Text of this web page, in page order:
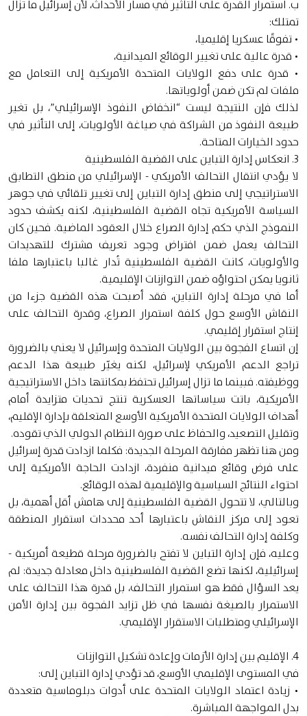
ب. استمرار القدرة على التأثير في مسار الأحداث، لأن إسرائيل ما تزال
تمتلك:
• تفوقًا عسكريا إقليميا،
• قدرة عالية على تغيير الوقائع الميدانية،
• قدرة على دفع الولايات المتحدة الأمريكية إلى التعامل مع
ملفات لم تكن ضمن أولوياتها.
لذلك فإن النتيجة ليست “انخفاض النفوذ الإسرائيلي”، بل تغير
طبيعة النفوذ من الشراكة في صياغة الأولويات، إلى التأثير في
حدود الخيارات المتاحة.
3. انعكاس إدارة التباين على القضية الفلسطينية
لا يؤدي انتقال التحالف الأمريكي - الإسرائيلي من منطق التطابق
الاستراتيجي إلى منطق إدارة التباين إلى تغيير تلقائي في جوهر
السياسة الأمريكية تجاه القضية الفلسطينية، لكنه يكشف حدود
النموذج الذي حكم إدارة الصراع خلال العقود الماضية. فحين كان
التحالف يعمل ضمن افتراض وجود تعريف مشترك للتهديدات
والأولويات، كانت القضية الفلسطينية تُدار غالبا باعتبارها ملفا
ثانويا يمكن احتواؤه ضمن التوازنات الإقليمية.
أما في مرحلة إدارة التباين، فقد أصبحت هذه القضية جزءا من
النقاش الأوسع حول كلفة استمرار الصراع، وقدرة التحالف على
إنتاج استقرار إقليمي.
إن اتساع الفجوة بين الولايات المتحدة وإسرائيل لا يعني بالضرورة
تراجع الدعم الأمريكي لإسرائيل، لكنه يغيّر طبيعة هذا الدعم
ووظيفته. فبينما ما تزال إسرائيل تحتفظ بمكانتها داخل الاستراتيجية
الأمريكية، باتت سياساتها العسكرية تنتج تحديات متزايدة أمام
أهداف الولايات المتحدة الأمريكية الأوسع المتعلقة بإدارة الإقليم،
وتقليل التصعيد، والحفاظ على صورة النظام الدولي الذي تقوده.
ومن هنا تظهر مفارقة المرحلة الجديدة: فكلما ازدادت قدرة إسرائيل
على فرض وقائع ميدانية منفردة، ازدادت الحاجة الأمريكية إلى
احتواء النتائج السياسية والإقليمية لهذه الوقائع.
وبالتالي، لا تتحول القضية الفلسطينية إلى هامش أقل أهمية، بل
تعود إلى مركز النقاش باعتبارها أحد محددات استقرار المنطقة
وكلفة إدارة التحالف نفسه.
وعليه، فإن إدارة التباين لا تفتح بالضرورة مرحلة قطيعة أمريكية -
إسرائيلية، لكنها تضع القضية الفلسطينية داخل معادلة جديدة: لم
يعد السؤال فقط هو استمرار التحالف، بل قدرة هذا التحالف على
الاستمرار بالصيغة نفسها في ظل تزايد الفجوة بين إدارة الأمن
الإسرائيلي ومتطلبات الاستقرار الإقليمي.
4. الإقليم بين إدارة الأزمات وإعادة تشكيل التوازنات
في المستوى الإقليمي الأوسع، قد تؤدي إدارة التباين إلى:
• زيادة اعتماد الولايات المتحدة على أدوات دبلوماسية متعددة
بدل المواجهة المباشرة.